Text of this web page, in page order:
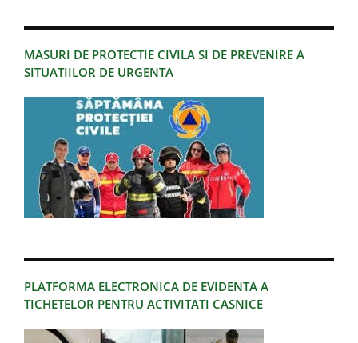
MASURI DE PROTECTIE CIVILA SI DE PREVENIRE A
SITUATIILOR DE URGENTA
PLATFORMA ELECTRONICA DE EVIDENTA A
TICHETELOR PENTRU ACTIVITATI CASNICE